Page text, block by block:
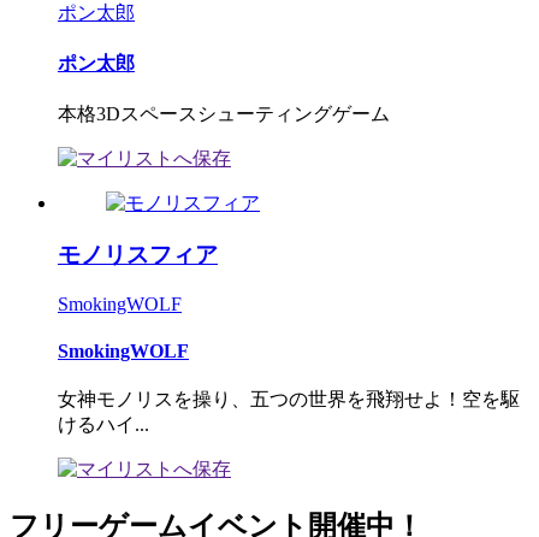
ポン太郎
ポン太郎
本格3Dスペースシューティングゲーム
モノリスフィア
SmokingWOLF
SmokingWOLF
女神モノリスを操り、五つの世界を飛翔せよ！空を駆
けるハイ...
フリーゲームイベント開催中！